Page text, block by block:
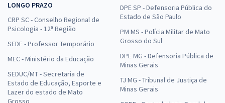
LONGO PRAZO
CRP SC - Conselho Regional de
Psicologia - 12ª Região
SEDF - Professor Temporário
MEC - Ministério da Educação
SEDUC/MT - Secretaria de
Estado de Educação, Esporte e
Lazer do estado de Mato
Grosso
DPE SP - Defensoria Pública do
Estado de São Paulo
PM MS - Polícia Militar de Mato
Grosso do Sul
DPE MG - Defensoria Pública de
Minas Gerais
TJ MG - Tribunal de Justiça de
Minas Gerais